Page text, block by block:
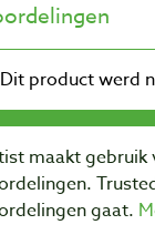
maakt gebruik
gaat.